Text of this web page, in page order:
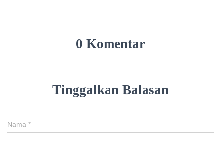
0 Komentar
Tinggalkan Balasan
Nama *